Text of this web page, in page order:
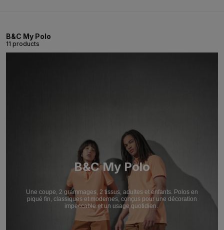
B&C My Polo
11 products
B&C My Polo
Une coupe, 2 grammages, 2 tissus, adultes et enfants. Polos en
piqué fin, classiques et modernes, conçus pour une décoration
impeccable et un usage quotidien.